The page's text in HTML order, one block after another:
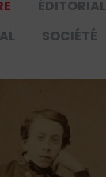
ÉDITORIAL
SOCIÉTÉ